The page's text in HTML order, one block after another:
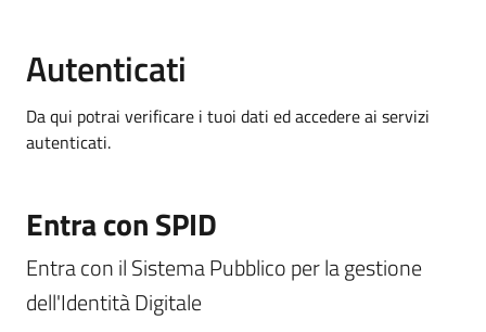
Autenticati
Da qui potrai verificare i tuoi dati ed accedere ai servizi
autenticati.
Entra con SPID
Entra con il Sistema Pubblico per la gestione
dell'Identità Digitale